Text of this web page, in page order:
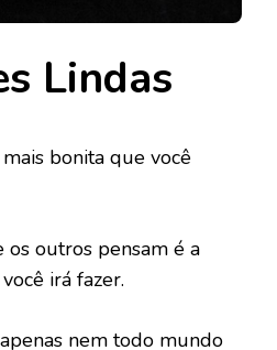
Lindas
bonita que você
outros pensam é a
irá fazer.
nem todo mundo